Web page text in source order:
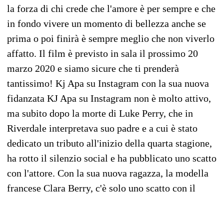
la forza di chi crede che l'amore è per sempre e che
in fondo vivere un momento di bellezza anche se
prima o poi finirà è sempre meglio che non viverlo
affatto. Il film è previsto in sala il prossimo 20
marzo 2020 e siamo sicure che ti prenderà
tantissimo! Kj Apa su Instagram con la sua nuova
fidanzata KJ Apa su Instagram non è molto attivo,
ma subito dopo la morte di Luke Perry, che in
Riverdale interpretava suo padre e a cui è stato
dedicato un tributo all'inizio della quarta stagione,
ha rotto il silenzio social e ha pubblicato uno scatto
con l'attore. Con la sua nuova ragazza, la modella
francese Clara Berry, c'è solo uno scatto con il